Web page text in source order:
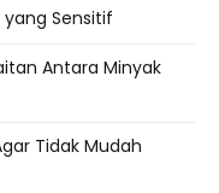
Sensitif
Antara Minyak
Tidak Mudah